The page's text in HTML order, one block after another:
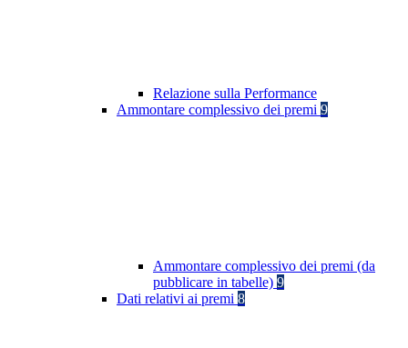
Relazione sulla Performance
Ammontare complessivo dei premi 9
Ammontare complessivo dei premi (da
pubblicare in tabelle) 9
Dati relativi ai premi 8